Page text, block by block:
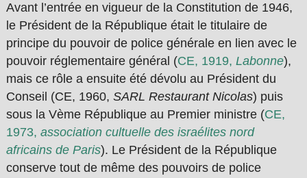
Avant l’entrée en vigueur de la Constitution de 1946,
le Président de la République était le titulaire de
principe du pouvoir de police générale en lien avec le
pouvoir réglementaire général (CE, 1919, Labonne),
mais ce rôle a ensuite été dévolu au Président du
Conseil (CE, 1960, SARL Restaurant Nicolas) puis
sous la Vème République au Premier ministre (CE,
1973, association cultuelle des israélites nord
africains de Paris). Le Président de la République
conserve tout de même des pouvoirs de police